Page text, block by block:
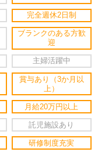
完全週休2日制
ブランクのある方歓
迎
主婦活躍中
賞与あり（3か月以
上）
月給20万円以上
託児施設あり
研修制度充実